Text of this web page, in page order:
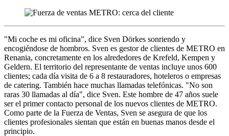
"Mi coche es mi oficina", dice Sven Dörkes sonriendo y
encogiéndose de hombros. Sven es gestor de clientes de METRO en
Renania, concretamente en los alrededores de Krefeld, Kempen y
Geldern. El territorio del representante de ventas incluye unos 600
clientes; cada día visita de 6 a 8 restauradores, hoteleros o empresas
de catering. También hace muchas llamadas telefónicas. "No son
raras 30 llamadas al día", dice Sven. Este hombre de 47 años suele
ser el primer contacto personal de los nuevos clientes de METRO.
Como parte de la Fuerza de Ventas, Sven se asegura de que los
clientes profesionales sientan que están en buenas manos desde el
principio.